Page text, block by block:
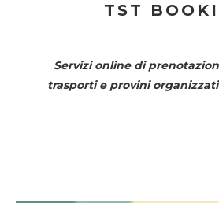
TST
Servizi online di
trasporti e provini